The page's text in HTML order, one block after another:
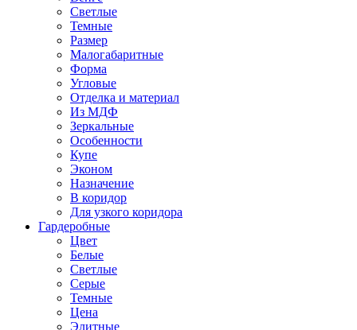
Светлые
Темные
Размер
Малогабаритные
Форма
Угловые
Отделка и материал
Из МДФ
Зеркальные
Особенности
Купе
Эконом
Назначение
В коридор
Для узкого коридора
Гардеробные
Цвет
Белые
Светлые
Серые
Темные
Цена
Элитные